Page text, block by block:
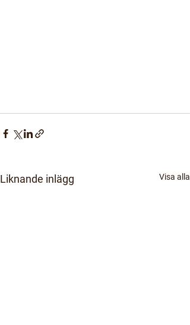
Liknande inlägg Visa alla